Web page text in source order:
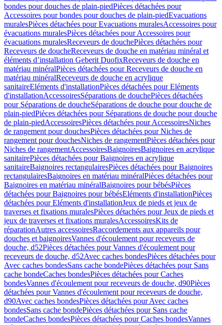
bondes pour douches de plain-piedPièces détachées pour
Accessoires pour bondes pour douches de plain-piedEvacuations
muralesPièces détachées pour Evacuations muralesAccessoires pour
évacuations muralesPièces détachées pour Accessoires pour
évacuations muralesReceveurs de douchePièces détachées pour
Receveurs de doucheReceveurs de douche en matériau minéral et
éléments d’installation Geberit DuofixReceveurs de douche en
matériau minéralPièces détachées pour Receveurs de douche en
matériau minéralReceveurs de douche en acrylique
sanitaireEléments d'installationPièces détachées pour Eléments
d'installationAccessoiresSéparations de douchePièces détachées
pour Séparations de doucheSéparations de douche pour douche de
plain-piedPièces détachées pour Séparations de douche pour douche
de plain-piedAccessoiresPièces détachées pour AccessoiresNiches
de rangement pour douchesPièces détachées pour Niches de
rangement pour douchesNiches de rangementPièces détachées pour
Niches de rangementAccessoiresBaignoiresBaignoires en acrylique
sanitairePièces détachées pour Baignoires en acrylique
sanitaireBaignoires rectangulairesPièces détachées pour Baignoires
rectangulairesBaignoires en matériau minéralPièces détachées pour
Baignoires en matériau minéralBaignoires pour bébésPièces
détachées pour Baignoires pour bébésEléments d'installationPièces
détachées pour Eléments d'installationJeux de pieds et jeux de
traverses et fixations muralesPièces détachées pour Jeux de pieds et
jeux de traverses et fixations muralesAccessoiresKits de
réparationAutres accessoiresRaccordements aux appareils pour
douches et baignoiresVannes d'écoulement pour receveurs de
douche, d52Pièces détachées pour Vannes d'écoulement pour
receveurs de douche, d52Avec caches bondesPièces détachées pour
Avec caches bondesSans cache bondePièces détachées pour Sans
cache bondeCaches bondesPièces détachées pour Caches
bondesVannes d'écoulement pour receveurs de douche, d90Pièces
détachées pour Vannes d'écoulement pour receveurs de douche,
d90Avec caches bondesPièces détachées pour Avec caches
bondesSans cache bondePièces détachées pour Sans cache
bondeCaches bondesPièces détachées pour Caches bondesVannes